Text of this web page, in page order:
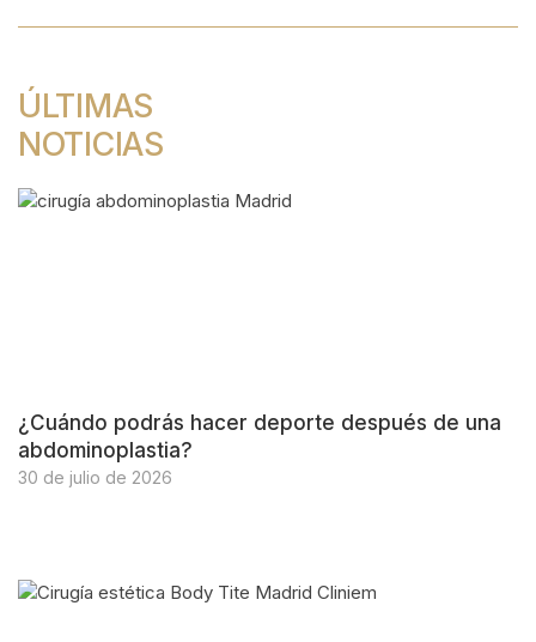
ÚLTIMAS
NOTICIAS
¿Cuándo podrás hacer deporte después de una
abdominoplastia?
30 de julio de 2026